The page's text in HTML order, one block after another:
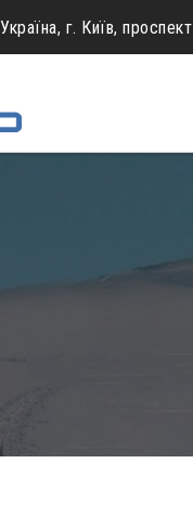
Україна, г. Київ,